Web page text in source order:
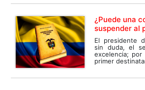
¿Puede una
suspender al
El presidente
sin duda, el
excelencia;
primer